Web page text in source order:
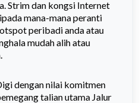
Strim dan kongsi Internet
mana-mana peranti
peribadi anda atau
mudah alih atau
dengan nilai komitmen
talian utama Jalur